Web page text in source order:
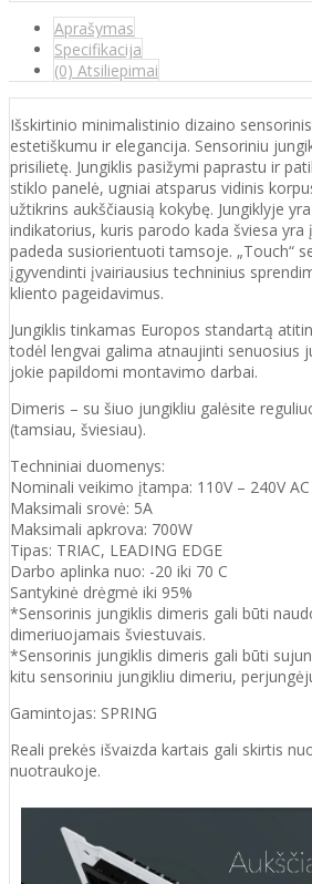
Aprašymas
Specifikacija
(0) Atsiliepimai
Išskirtinio minimalistinio dizaino
estetiškumu ir elegancija. Sensoriniu
prisilietę. Jungiklis pasižymi paprastu ir
stiklo panelė, ugniai atsparus vidinis
užtikrins aukščiausią kokybę. Jungiklyje
indikatorius, kuris parodo kada šviesa
padeda susiorientuoti tamsoje. „Touch“
įgyvendinti įvairiausius techninius
kliento pageidavimus.
Jungiklis tinkamas Europos standartą
todėl lengvai galima atnaujinti senuosius
jokie papildomi montavimo darbai.
Dimeris – su šiuo jungikliu galėsite
(tamsiau, šviesiau).
Techniniai duomenys:
Nominali veikimo įtampa: 110V – 240V AC
Maksimali srovė: 5A
Maksimali apkrova: 700W
Tipas: TRIAC, LEADING EDGE
Darbo aplinka nuo: -20 iki 70 C
Santykinė drėgmė iki 95%
*Sensorinis jungiklis dimeris gali būti
dimeriuojamais šviestuvais.
*Sensorinis jungiklis dimeris gali būti
kitu sensoriniu jungikliu dimeriu,
Gamintojas: SPRING
Reali prekės išvaizda kartais gali skirtis
nuotraukoje.